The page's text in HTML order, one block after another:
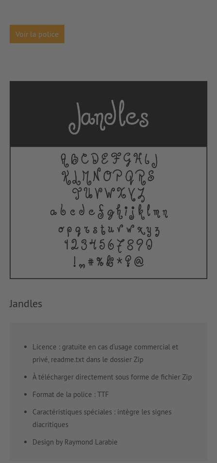
Voir la police
Jandles
Licence : gratuite en cas d’usage commercial et
privé, readme.txt dans le dossier Zip
À télécharger directement sous forme de fichier Zip
Format de la police : TTF
Caractéristiques spéciales : intègre les signes
diacritiques
Design by Raymond Larabie